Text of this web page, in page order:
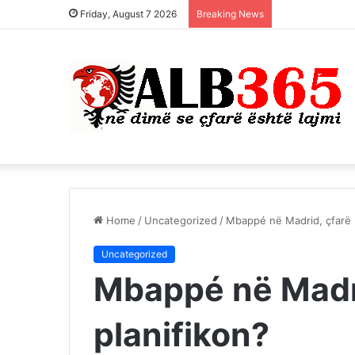
Friday, August 7 2026 Breaking News
Home / Uncategorized / Mbappé në Madrid, çfarë
Uncategorized
Mbappé në
planifikon?